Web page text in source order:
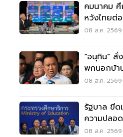
คมนาคม ศึ
หวังไทยต่
ไทม์ แก้รถ
08 ส.ค. 2569
"อนุทิน" สั่
พกนอกบ้า
โดนหนัก
08 ส.ค.
รัฐบาล ขีด
ความปลอ
บูลลี่
08 ส.ค.